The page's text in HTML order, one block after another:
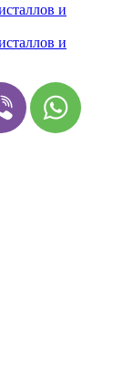
и
и